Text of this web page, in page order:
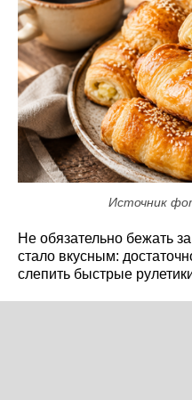
Источник
Не обязательно бежать
стало вкусным:
слепить быстрые